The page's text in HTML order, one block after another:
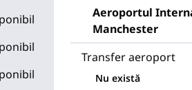
Aeroportul
Manchester
Transfer aeroport
Nu există